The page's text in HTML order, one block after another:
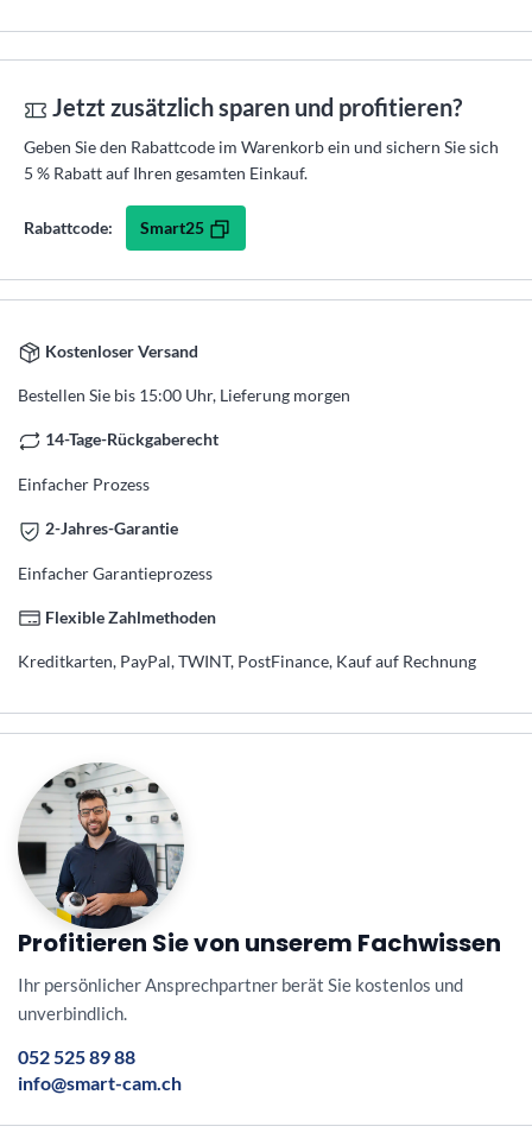
Jetzt zusätzlich sparen und profitieren?
Geben Sie den Rabattcode im Warenkorb ein und sichern Sie sich
5 % Rabatt auf Ihren gesamten Einkauf.
Rabattcode: Smart25
Kostenloser Versand
Bestellen Sie bis 15:00 Uhr, Lieferung morgen
14-Tage-Rückgaberecht
Einfacher Prozess
2-Jahres-Garantie
Einfacher Garantieprozess
Flexible Zahlmethoden
Kreditkarten, PayPal, TWINT, PostFinance, Kauf auf Rechnung
Profitieren Sie von unserem Fachwissen
Ihr persönlicher Ansprechpartner berät Sie kostenlos und
unverbindlich.
052 525 89 88
info@smart-cam.ch